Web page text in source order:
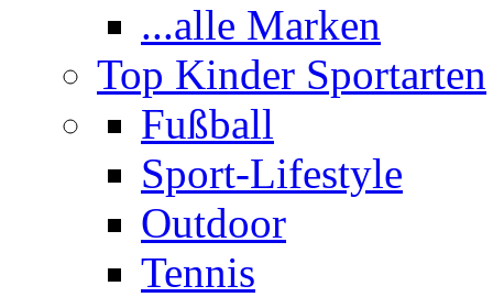
...alle Marken
Top Kinder Sportarten
Fußball
Sport-Lifestyle
Outdoor
Tennis